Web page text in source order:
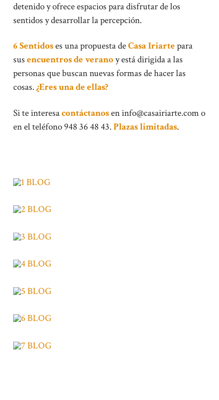
detenido y ofrece espacios para disfrutar de los
sentidos y desarrollar la percepción.
6 Sentidoses una propuesta deCasa Iriarte para
sus encuentros de veranoy está dirigida a las
personas que buscan nuevas formas de hacer las
cosas.¿Eres una de ellas?
Si te interesacontáctanosen info@casairiarte.com o
en el teléfono 948 36 48 43.Plazas limitadas.